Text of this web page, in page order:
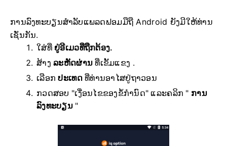
ການລົງທະບຽນສຳລັບແພລດຟອມມືຖື Android ຍັງມີໃຫ້ທ່ານ
ເຊັ່ນກັນ.
ໃສ່ທີ່ ຢູ່ອີເມວທີ່ຖືກຕ້ອງ.
ສ້າງລະຫັດຜ່ານ ທີ່ເຂັ້ມແຂງ .
ເລືອກປະເທດທີ່ທ່ານອາໄສຢູ່ຖາວອນ
ກວດສອບ "ເງື່ອນໄຂຂອງຂໍ້ກຳນົດ" ແລະຄລິກ " ການ
ລົງທະບຽນ"